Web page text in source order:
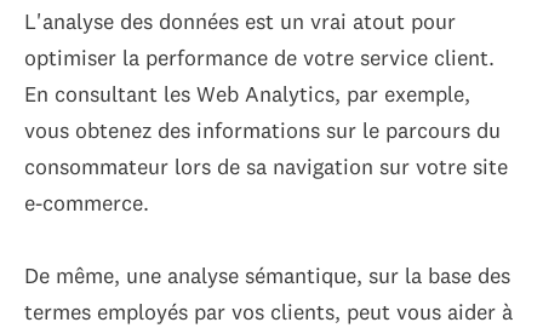
L'analyse des données est un vrai atout pour
optimiser la performance de votre service client.
En consultant les Web Analytics, par exemple,
vous obtenez des informations sur le parcours du
consommateur lors de sa navigation sur votre site
e-commerce.
De même, une analyse sémantique, sur la base des
termes employés par vos clients, peut vous aider à